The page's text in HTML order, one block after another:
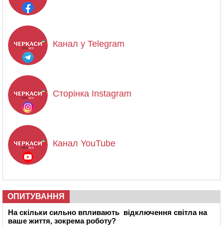
Канал у Telegram
Сторінка Instagram
Канал YouTube
ОПИТУВАННЯ
На скільки сильно впливають відключення світла на
ваше життя, зокрема роботу?